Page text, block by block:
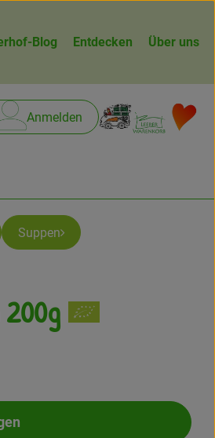
Blog Entdecken Über uns
Anmelden
Suppen
200g
zum Warenkorb hinzufügen